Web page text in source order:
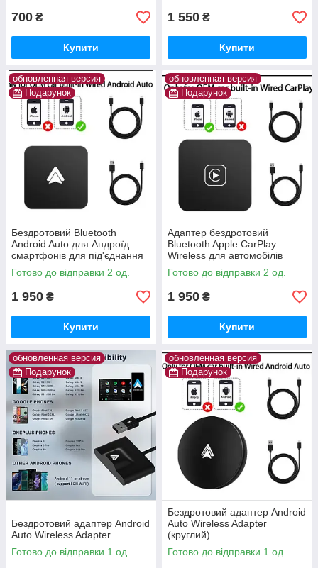
700 ₴
Купити
1 550 ₴
Купити
обновленная версия
Подарунок
Бездротовий Bluetooth
Android Auto для Андроїд
смартфонів для під'єднання
до автомагнітол USB Wireless
Adapter
Готово до відправки 2 од.
1 950 ₴
Купити
обновленная версия
Подарунок
Адаптер бездротовий
Bluetooth Apple CarPlay
Wireless для автомобілів
Готово до відправки 2 од.
1 950 ₴
Купити
обновленная версия
Подарунок
Бездротовий адаптер Android
Auto Wireless Adapter
Готово до відправки 1 од.
обновленная версия
Подарунок
Бездротовий адаптер Android
Auto Wireless Adapter
(круглий)
Готово до відправки 1 од.